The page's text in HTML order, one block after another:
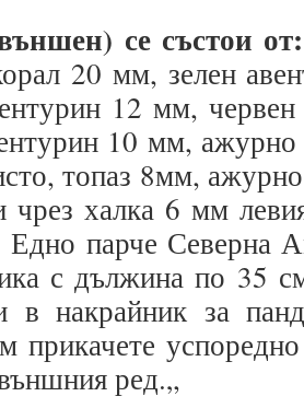
се състои от:
20 мм, зелен
12 мм,
10 мм,
топаз 8мм,
халка 6 мм
Едно парче Северна
с дължина по 35 см
в накрайник за
прикачете
ред.„